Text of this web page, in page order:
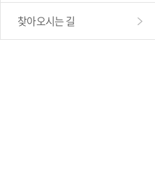
찾아오시는 길